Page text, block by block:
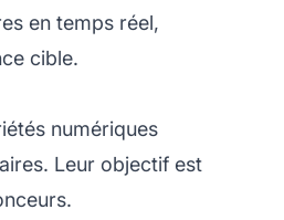
en temps réel,
cible.
numériques
Leur objectif est